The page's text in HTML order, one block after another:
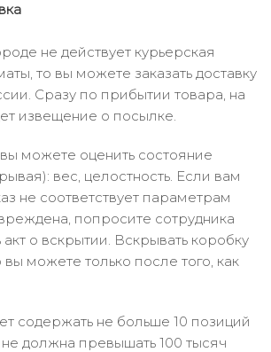
не действует курьерская
то вы можете заказать доставку
Сразу по прибытии товара, на
извещение о посылке.
можете оценить состояние
вес, целостность. Если вам
не соответствует параметрам
попросите сотрудника
акт о вскрытии. Вскрывать коробку
можете только после того, как
содержать не больше 10 позиций
не должна превышать 100 тысяч